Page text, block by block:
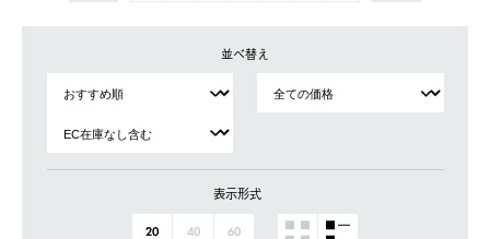
並べ替え
表示形式
20 40 60